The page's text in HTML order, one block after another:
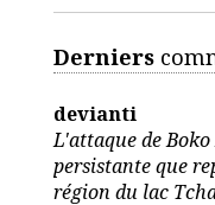
Derniers
devianti
L'attaque de
persistante que
région du lac